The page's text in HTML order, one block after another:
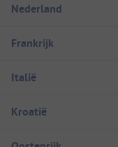
Nederland
Frankrijk
Italië
Kroatië